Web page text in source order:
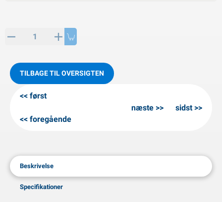
KO artikler
TILBAGE TIL OVERSIGTEN
først
foregående
næste sidst
Beskrivelse
Specifikationer